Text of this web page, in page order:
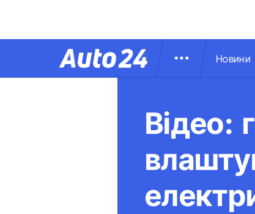
Новини
Відео: